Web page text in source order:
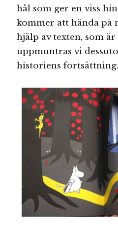
hål som ger en viss
kommer att hända på
hjälp av texten, som är
uppmuntras vi
historiens fortsättning.